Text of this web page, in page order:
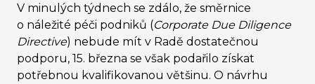
V minulých týdnech se zdálo, že směrnice
o náležité péči podniků (Corporate Due Diligence
Directive) nebude mít v Radě dostatečnou
podporu, 15. března se však podařilo získat
potřebnou kvalifikovanou většinu. O návrhu